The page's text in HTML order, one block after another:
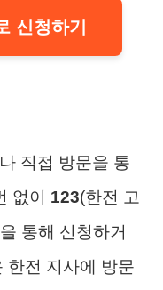
신청하기
직접 방문을 통
없이 123(한전 고
통해 신청하거
한전 지사에 방문